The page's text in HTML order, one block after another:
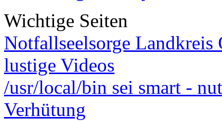
Wichtige Seiten
Notfallseelsorge Landkreis
lustige Videos
/usr/local/bin sei smart -
Verhütung